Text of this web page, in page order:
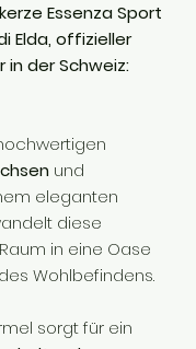
Essenza Sport
Elda, offizieller
der Schweiz:
und
eleganten
diese
in eine Oase
Wohlbefindens.
sorgt für ein